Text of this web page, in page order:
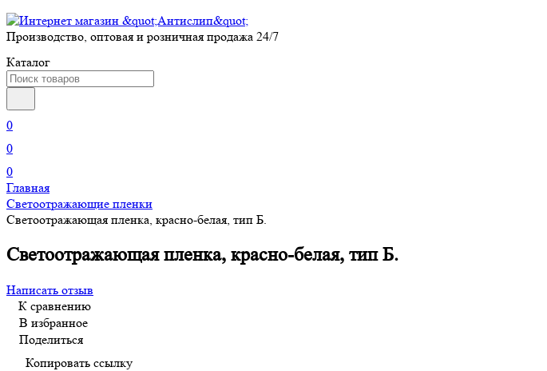
Производство, оптовая и розничная продажа 24/7
Каталог
0
0
0
Главная
Светоотражающие пленки
Светоотражающая пленка, красно-белая, тип Б.
Светоотражающая пленка, красно-белая, тип Б.
Написать отзыв
К сравнению
В избранное
Поделиться
Копировать ссылку